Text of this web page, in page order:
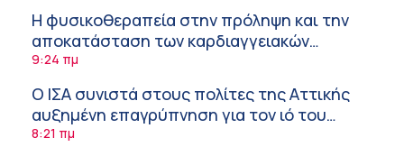
Η φυσικοθεραπεία στην πρόληψη και την
αποκατάσταση των καρδιαγγειακών
νοσημάτων και του αγγειακού εγκεφαλικού
9:24 πμ
Ο ΙΣΑ συνιστά στους πολίτες της Αττικής
αυξημένη επαγρύπνηση για τον ιό του
Δυτικού Νείλου
8:21 πμ